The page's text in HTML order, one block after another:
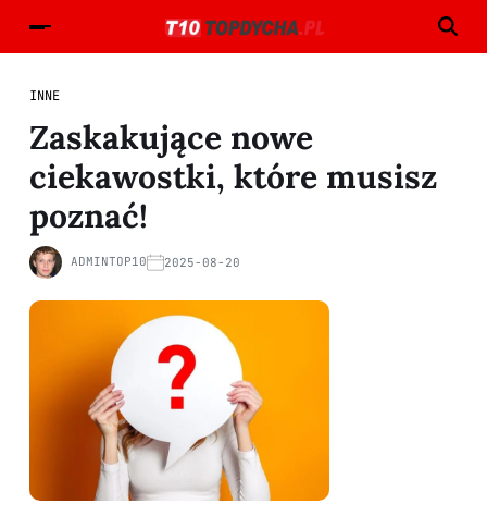
INNE
Zaskakujące nowe
ciekawostki, które musisz
poznać!
ADMINTOP10 2025-08-20